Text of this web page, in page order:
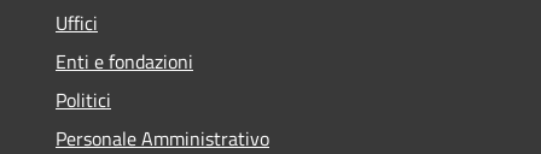
Uffici
Enti e fondazioni
Politici
Personale Amministrativo